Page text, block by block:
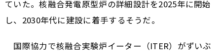
ていた。核融合発電原型炉の詳細設計を2025年に開始
し、2030年代に建設に着手するそうだ。
国際協力で核融合実験炉イーター（ITER）がずいぶ